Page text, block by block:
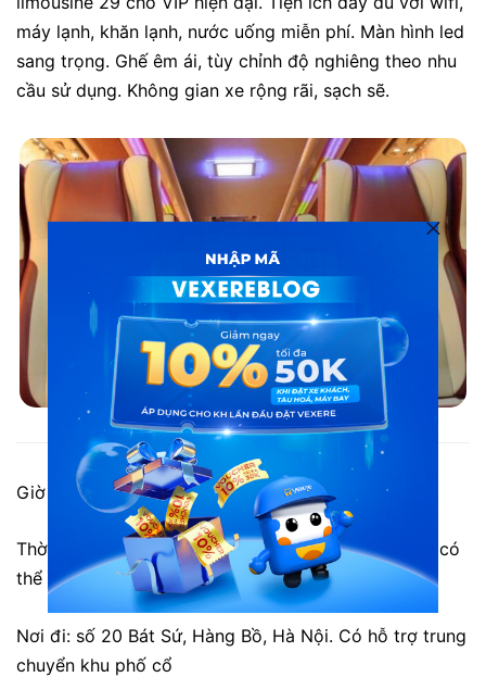
máy lạnh, khăn lạnh, nước uống miễn phí. Màn hình led
sang trọng. Ghế êm ái, tùy chỉnh độ nghiêng theo nhu
cầu sử dụng. Không gian xe rộng rãi, sạch sẽ.
Xe limousine đi Cát Bà từ Hà Nội: Xe Viet Culture Tours
Giờ xuất phát: 7h40, 8h, 10h hàng ngày.
Thời gian di chuyển khoảng 3h. Tuy nhiên thời gian có
thể chênh lệch tùy vào tình hình giao thông.
Nơi đi: số 20 Bát Sứ, Hàng Bồ, Hà Nội. Có hỗ trợ trung
chuyển khu phố cổ